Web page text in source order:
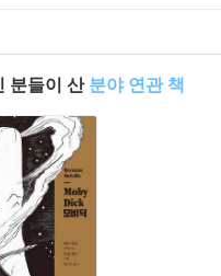
분들이 산 분야 연관 책